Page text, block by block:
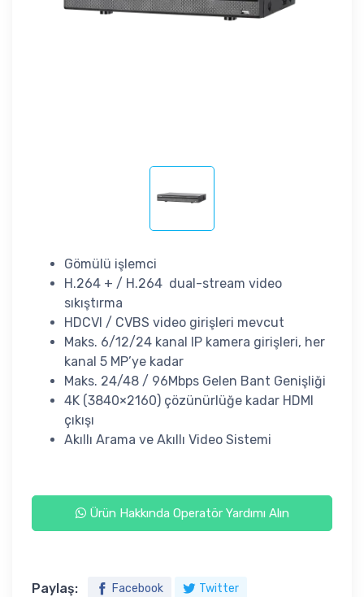
Gömülü işlemci
H.264 + / H.264 dual-stream video
sıkıştırma
HDCVI / CVBS video girişleri mevcut
Maks. 6/12/24 kanal IP kamera girişleri, her
kanal 5 MP’ye kadar
Maks. 24/48 / 96Mbps Gelen Bant Genişliği
4K (3840×2160) çözünürlüğe kadar HDMI
çıkışı
Akıllı Arama ve Akıllı Video Sistemi
Ürün Hakkında Operatör Yardımı Alın
Paylaş: Facebook Twitter